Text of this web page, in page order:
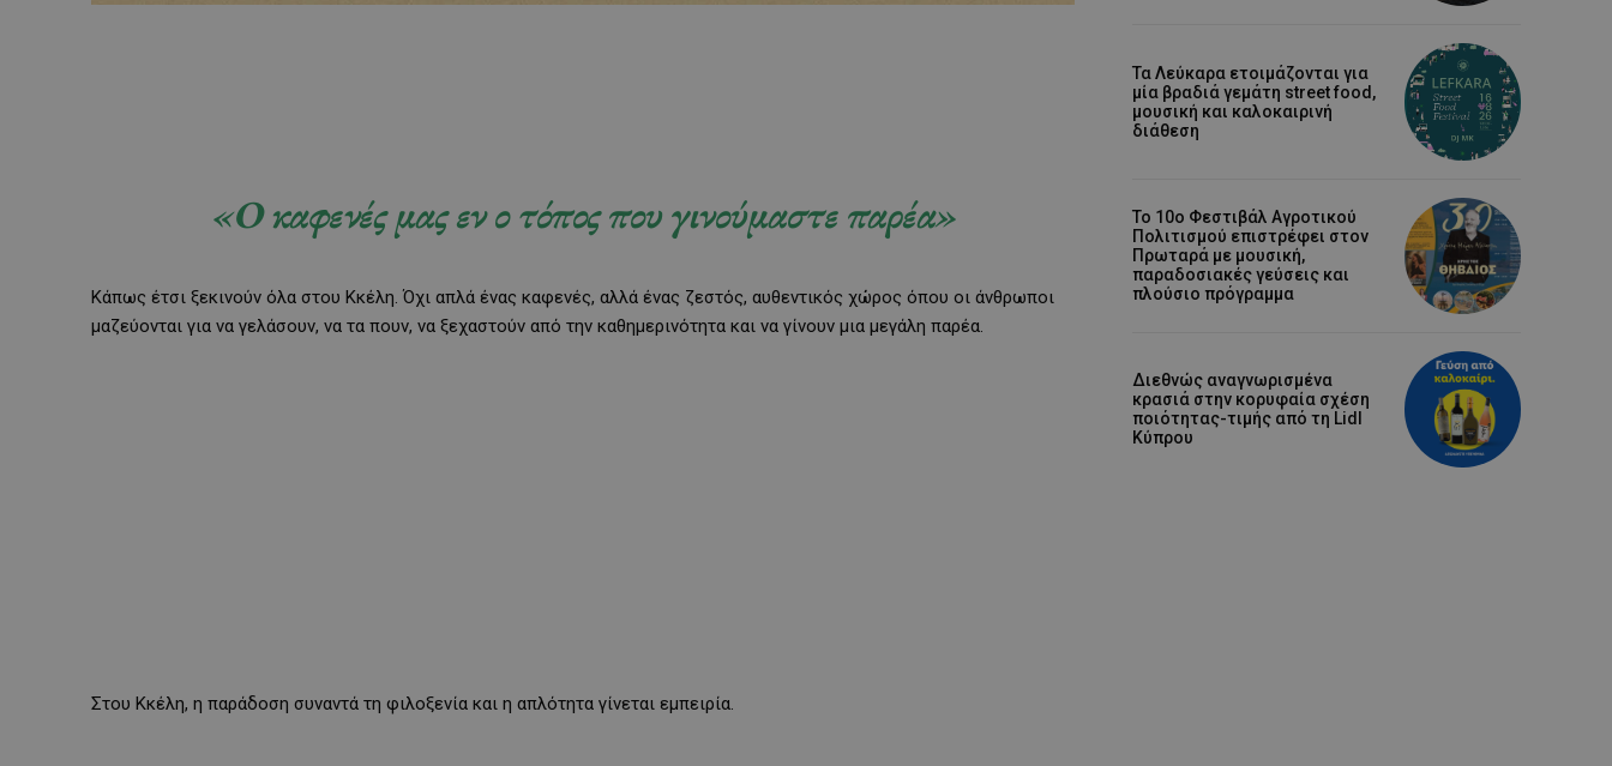
«Ο καφενές μας εν ο τόπος που γινούμαστε παρέα»
Κάπως έτσι ξεκινούν όλα στου Κκέλη. Όχι απλά ένας καφενές, αλλά ένας ζεστός, αυθεντικός χώρος όπου οι άνθρωποι
μαζεύονται για να γελάσουν, να τα πουν, να ξεχαστούν από την καθημερινότητα και να γίνουν μια μεγάλη παρέα.
Στου Κκέλη, η παράδοση συναντά τη φιλοξενία και η απλότητα γίνεται εμπειρία.
Τα Λεύκαρα ετοιμάζονται για
μία βραδιά γεμάτη street food,
μουσική και καλοκαιρινή
διάθεση
Το 10ο Φεστιβάλ Αγροτικού
Πολιτισμού επιστρέφει στον
Πρωταρά με μουσική,
παραδοσιακές γεύσεις και
πλούσιο πρόγραμμα
Διεθνώς αναγνωρισμένα
κρασιά στην κορυφαία σχέση
ποιότητας-τιμής από τη Lidl
Κύπρου